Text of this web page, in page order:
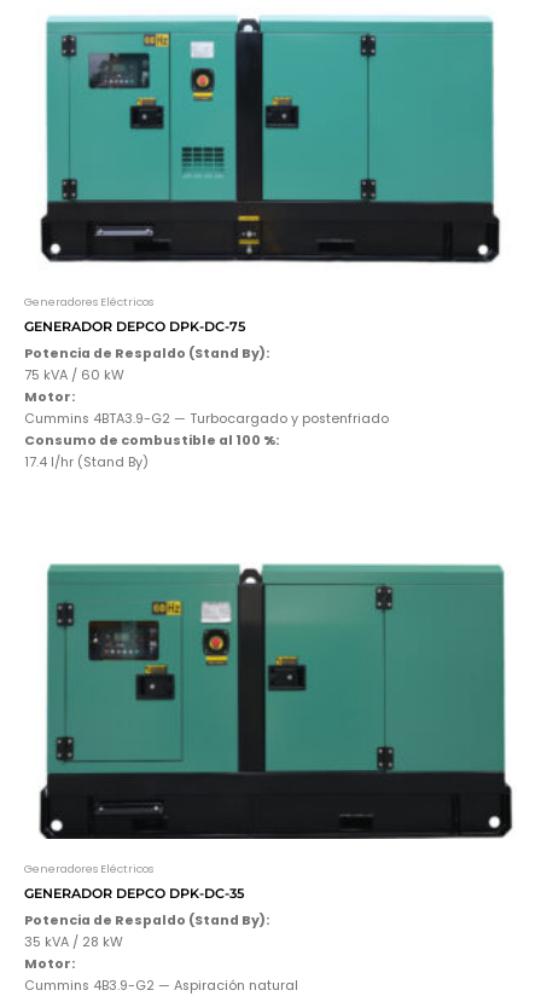
Generadores Eléctricos
GENERADOR DEPCO DPK-DC-75
Potencia de Respaldo (Stand By):
75 kVA / 60 kW
Motor:
Cummins 4BTA3.9-G2 — Turbocargado y postenfriado
Consumo de combustible al 100 %:
17.4 l/hr (Stand By)
Generadores Eléctricos
GENERADOR DEPCO DPK-DC-35
Potencia de Respaldo (Stand By):
35 kVA / 28 kW
Motor:
Cummins 4B3.9-G2 — Aspiración natural